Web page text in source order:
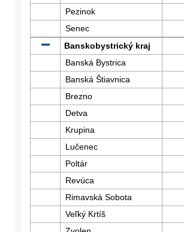
Pezinok
Senec
Banskobystrický kraj
Banská Bystrica
Banská Štiavnica
Brezno
Detva
Krupina
Lučenec
Poltár
Revúca
Rimavská Sobota
Veľký Krtíš